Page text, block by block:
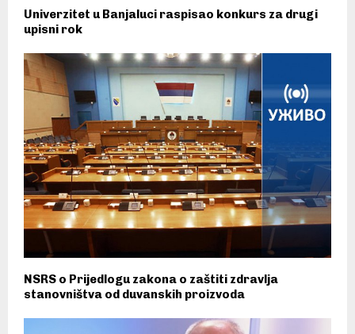
Univerzitet u Banjaluci raspisao konkurs za drugi
upisni rok
NSRS o Prijedlogu zakona o zaštiti zdravlja
stanovništva od duvanskih proizvoda